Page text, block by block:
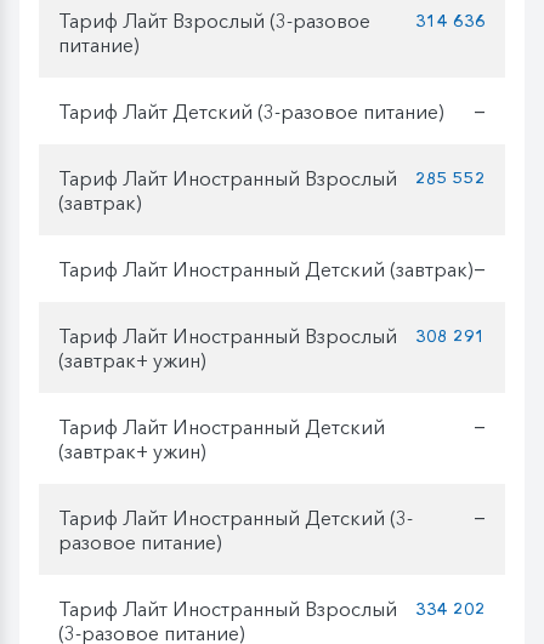
Тариф Лайт Взрослый (3-разовое
питание)
314 636
Тариф Лайт Детский (3-разовое питание) —
Тариф Лайт Иностранный Взрослый
(завтрак)
285 552
Тариф Лайт Иностранный Детский (завтрак)—
Тариф Лайт Иностранный Взрослый
(завтрак+ ужин)
308 291
Тариф Лайт Иностранный Детский
(завтрак+ ужин)
—
Тариф Лайт Иностранный Детский (3-
разовое питание)
—
Тариф Лайт Иностранный Взрослый
(3-разовое питание)
334 202